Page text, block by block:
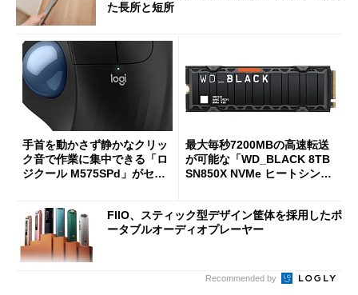
た長所と短所
手首を動かさず静かなクリッ
ク音で作業に集中できる「ロ
ジクール M575SPd」がセー
最大毎秒7200MBの高速転送
が可能な「WD_BLACK 8TB
SN850X NVMe ヒートシンク
FIIO、スティック型デザイン筐体を採用したポ
ータブルオーディオプレーヤー
Recommended by